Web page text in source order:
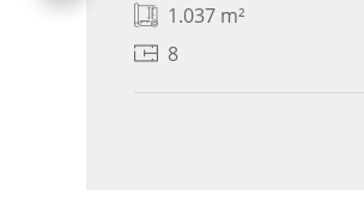
1.037 m²
8